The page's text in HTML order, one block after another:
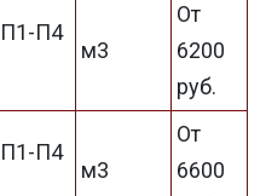
П1-П4
м3
От
6200
руб.
П1-П4
м3
От
6600